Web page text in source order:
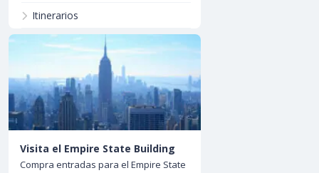
Itinerarios
Visita el Empire State Building
Compra entradas para el Empire State